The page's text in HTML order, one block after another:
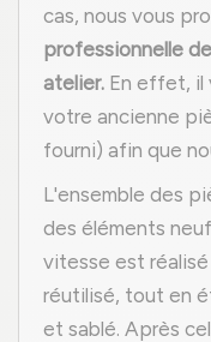
cas, nous vous
professionnelle
atelier. En effet, il
votre ancienne
fourni) afin que
L'ensemble des
des éléments
vitesse est
réutilisé, tout en
et sablé. Après